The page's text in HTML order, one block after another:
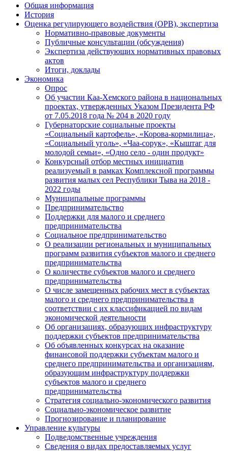
Общая информация
История
Оценка регулирующего воздействия (ОРВ), экспертиза
Нормативно-правовые документы
Публичные консультации (обсуждения)
Экспертиза действующих нормативных правовых
актов
Итоги, доклады
Экономика
Опрос
Об участии Каа-Хемского района в национальных
проектах, утвержденных Указом Президента РФ
от 7.05.2018 года № 204 в 2020 году
Губернаторские социальные проекты
«Социальный картофель», «Корова-кормилица»,
«Социальный уголь», «Чаа-сорук», «Кыштаг для
молодой семьи», «Одно село - один продукт»
Конкурсный отбор местных инициатив
реализуемый в рамках Комплексной программы
развития малых сел Республики Тыва на 2018 -
2022 годы
Муниципальные программы
Предпринимательство
Поддержки для малого и среднего
предпринимательства
Социальное предпринимательство
О реализации региональных и муниципальных
программ развития субъектов малого и среднего
предпринимательства
О количестве субъектов малого и среднего
предпринимательства
О числе замещенных рабочих мест в субъектах
малого и среднего предпринимательства в
соответствии с их классификацией по видам
экономической деятельности
Об организациях, образующих инфраструктуру
поддержки субъектов предпринимательства
Об объявленных конкурсах на оказание
финансовой поддержки субъектам малого и
среднего предпринимательства и организациям,
образующим инфраструктуру поддержки
субъектов малого и среднего
предпринимательства
Стратегия социально-экономического развития
Социально-экономическое развитие
Прогнозирование и планирование
Управление культуры
Подведомственные учреждения
Сведения о видах предоставляемых услуг